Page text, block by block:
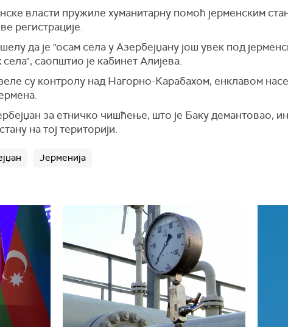
власти пружиле хуманитарну помоћ јерменским
регистрације.
да је "осам села у Азербејџану још увек под
саопштио је кабинет Алијева.
су контролу над Нагорно-Карабахом, енклавом
за етничко чишћење, што је Баку демантовао,
на тој територији.
Јерменија